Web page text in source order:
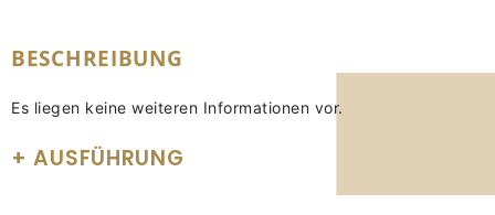
BESCHREIBUNG
Es liegen keine weiteren Informationen vor.
AUSFÜHRUNG